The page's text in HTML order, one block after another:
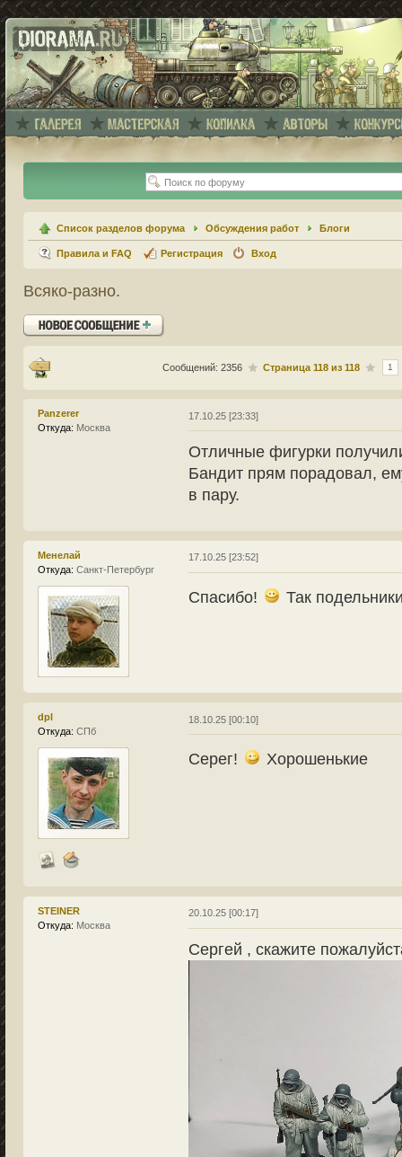
Список разделов форума Обсуждения работ Блоги
Правила и FAQ Регистрация Вход
Всяко-разно.
Ответить
Сообщений: 2356 Страница 118из 118 1
Panzerer
Откуда: Москва
17.10.25 [23:33]
Отличные фигурки
Бандит прям порадовал,
в пару.
Менелай
Откуда: Санкт-Петербург
17.10.25 [23:52]
Спасибо! Так
dpl
Откуда: СПб
18.10.25 [00:10]
Серег! Хорошенькие
STEINER
Откуда: Москва
20.10.25 [00:17]
Сергей , скажите